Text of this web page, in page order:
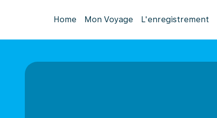
Home Mon Voyage L'enregistrement